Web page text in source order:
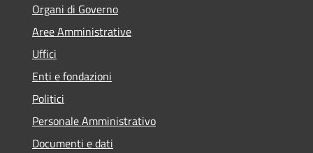
Organi di Governo
Aree Amministrative
Uffici
Enti e fondazioni
Politici
Personale Amministrativo
Documenti e dati